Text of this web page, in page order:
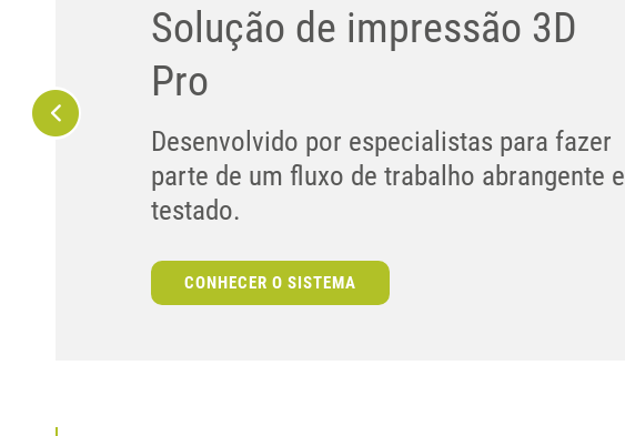
Solução de impressão 3D
Pro
Desenvolvido por especialistas para fazer
parte de um fluxo de trabalho abrangente e
testado.
CONHECER O SISTEMA